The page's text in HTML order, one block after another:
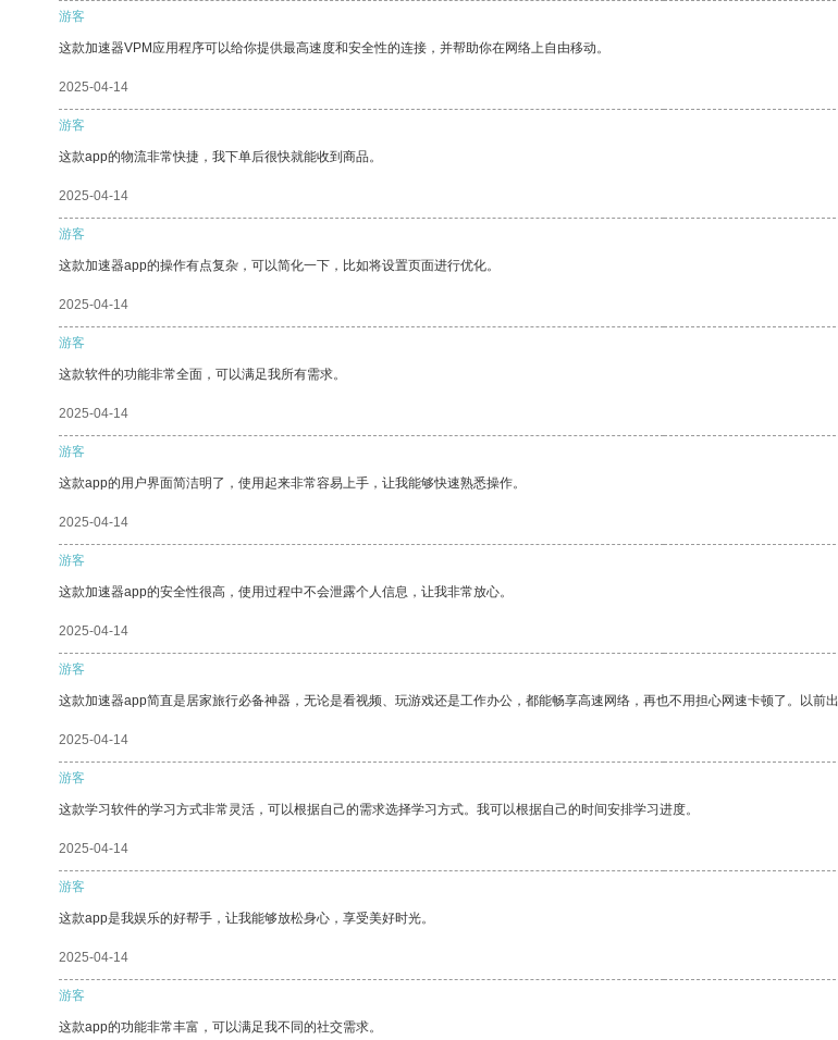
游客
这款加速器VPM应用程序可以给你提供最高速度和安全性的连接，并帮助你在网络上自由移动。
2025-04-14
游客
这款app的物流非常快捷，我下单后很快就能收到商品。
2025-04-14
游客
这款加速器app的操作有点复杂，可以简化一下，比如将设置页面进行优化。
2025-04-14
游客
这款软件的功能非常全面，可以满足我所有需求。
2025-04-14
游客
这款app的用户界面简洁明了，使用起来非常容易上手，让我能够快速熟悉操作。
2025-04-14
游客
这款加速器app的安全性很高，使用过程中不会泄露个人信息，让我非常放心。
2025-04-14
游客
这款加速器app简直是居家旅行必备神器，无论是看视频、玩游戏还是工作办公，都能畅享高速网络，再也不用担心网速卡顿了。以前
2025-04-14
游客
这款学习软件的学习方式非常灵活，可以根据自己的需求选择学习方式。我可以根据自己的时间安排学习进度。
2025-04-14
游客
这款app是我娱乐的好帮手，让我能够放松身心，享受美好时光。
2025-04-14
游客
这款app的功能非常丰富，可以满足我不同的社交需求。